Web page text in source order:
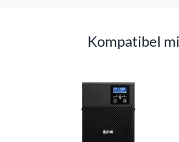
Kompatibel